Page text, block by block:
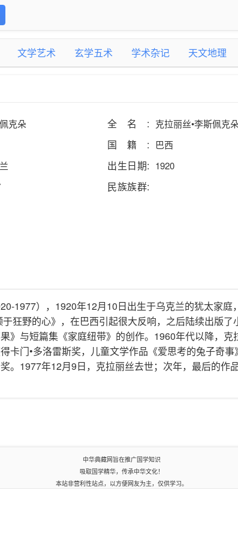
文学艺术 玄学五术 学术杂记 天文地理
克朵 全名: 克拉丽丝•李斯佩克朵
国籍: 巴西
出生日期: 1920
民族族群:
1977），1920年12月10日出生于乌克兰的犹太家庭
狂野的心》，在巴西引起很大反响，之后陆续出版了
》与短篇集《家庭纽带》的创作。1960年代以降，克
卡门•多洛雷斯奖，儿童文学作品《爱思考的兔子奇事
。1977年12月9日，克拉丽丝去世；次年，最后的作
中华典藏网旨在推广国学知识
吸取国学精华，传承中华文化！
本站非营利性站点，以方便网友为主，仅供学习。